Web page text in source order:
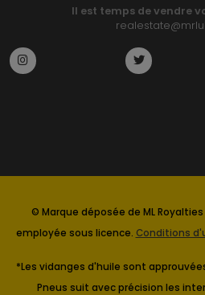
Il est temps de vendre
© Marque déposée de ML
employée sous licence. Conditions
*Les vidanges d'huile sont
Pneus suit avec précision les